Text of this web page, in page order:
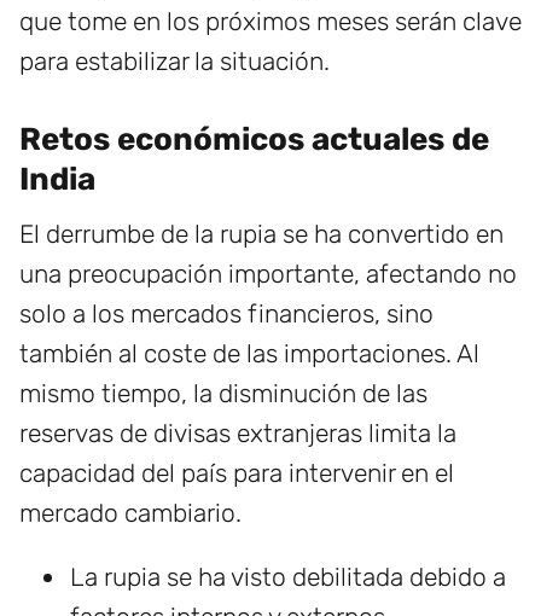
que tome en los próximos meses serán clave
para estabilizar la situación.
Retos económicos actuales de
India
El derrumbe de la rupia se ha convertido en
una preocupación importante, afectando no
solo a los mercados financieros, sino
también al coste de las importaciones. Al
mismo tiempo, la disminución de las
reservas de divisas extranjeras limita la
capacidad del país para intervenir en el
mercado cambiario.
La rupia se ha visto debilitada debido a